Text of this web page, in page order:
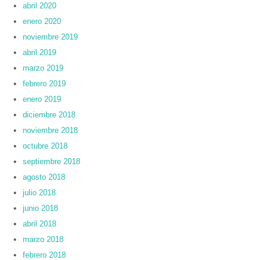
abril 2020
enero 2020
noviembre 2019
abril 2019
marzo 2019
febrero 2019
enero 2019
diciembre 2018
noviembre 2018
octubre 2018
septiembre 2018
agosto 2018
julio 2018
junio 2018
abril 2018
marzo 2018
febrero 2018